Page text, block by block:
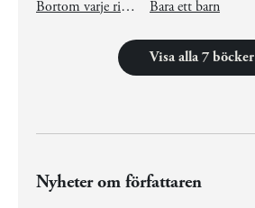
Bortom varje rimligt tvivel Bara ett barn
Visa alla 7 böcker
Nyheter om författaren